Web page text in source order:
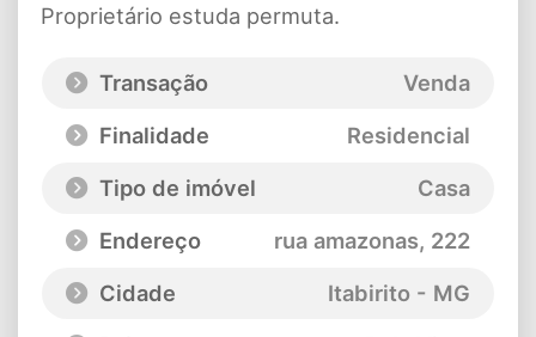
Proprietário estuda permuta.
Transação
Venda
Finalidade
Residencial
Tipo de imóvel
Casa
Endereço
rua amazonas, 222
Cidade
Itabirito - MG